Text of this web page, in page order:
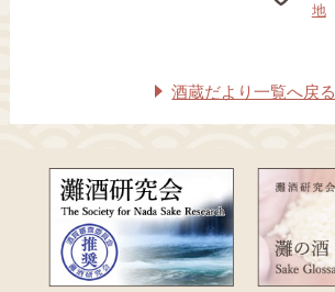
地
酒蔵だより一覧へ戻る